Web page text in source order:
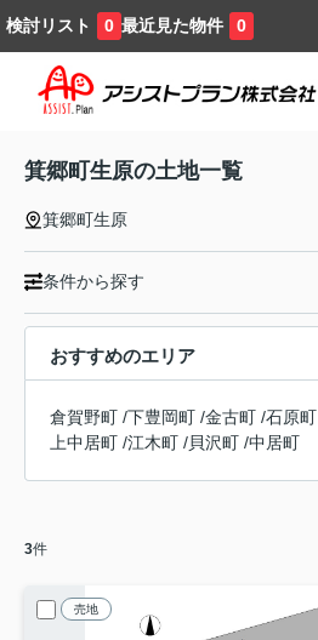
検討リスト 0 最近見た物件 0
箕郷町生原の土地一覧
箕郷町生原
条件から探す
おすすめのエリア
倉賀野町 /下豊岡町 /金古町 /石原町
上中居町 /江木町 /貝沢町 /中居町
3件
売地